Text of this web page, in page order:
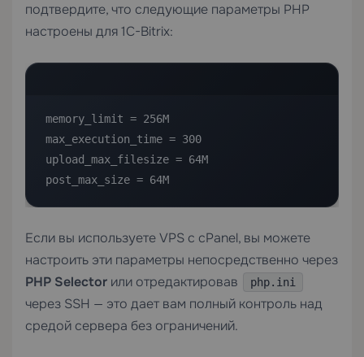
подтвердите, что следующие параметры PHP
настроены для 1C-Bitrix:
memory_limit = 256M
max_execution_time = 300
upload_max_filesize = 64M
post_max_size = 64M
Если вы используетеVPS с cPanel, вы можете
настроить эти параметры непосредственно через
PHP Selector или отредактировав php.ini
через SSH — это дает вам полный контроль над
средой сервера без ограничений.